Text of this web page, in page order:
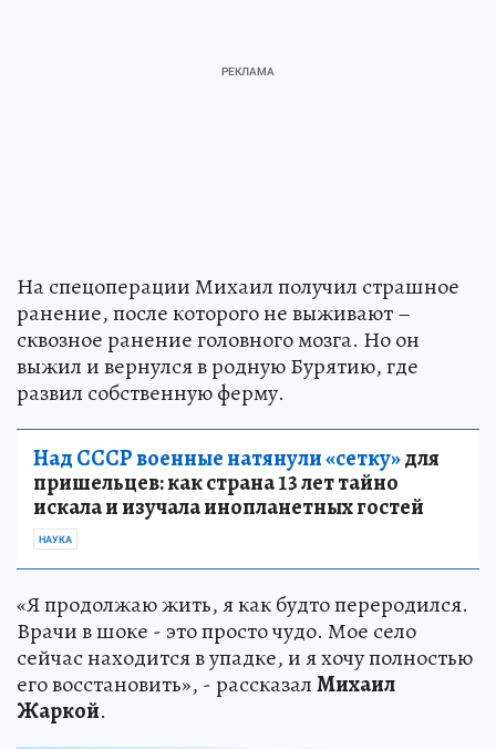
На спецоперации Михаил получил страшное
ранение, после которого не выживают –
сквозное ранение головного мозга. Но он
выжил и вернулся в родную Бурятию, где
развил собственную ферму.
Над СССР военные натянули «сетку»для
пришельцев: как страна 13 лет тайно
искала и изучала инопланетных гостей
НАУКА
«Я продолжаю жить, я как будто переродился.
Врачи в шоке - это просто чудо. Мое село
сейчас находится в упадке, и я хочу полностью
его восстановить», - рассказалМихаил
Жаркой.